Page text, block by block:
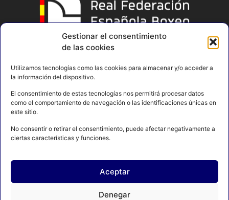
Gestionar el consentimiento
de las cookies
Utilizamos tecnologías como las cookies para almacenar y/o acceder a
la información del dispositivo.
El consentimiento de estas tecnologías nos permitirá procesar datos
como el comportamiento de navegación o las identificaciones únicas en
este sitio.
No consentir o retirar el consentimiento, puede afectar negativamente a
ciertas características y funciones.
Aceptar
Denegar
AVISO LEGAL
POLÍTICA DE PRIVACIDAD